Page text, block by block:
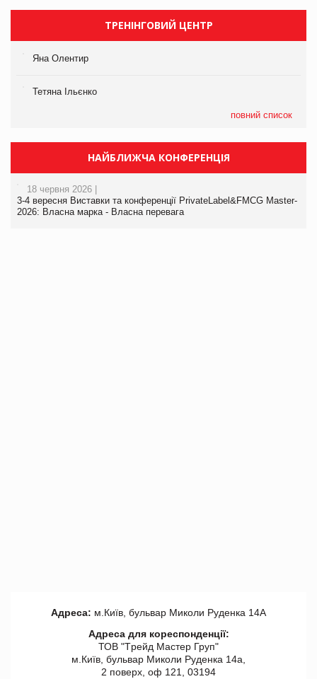
ТРЕНІНГОВИЙ ЦЕНТР
Яна Олентир
Тетяна Ільєнко
повний список
НАЙБЛИЖЧА КОНФЕРЕНЦІЯ
18 червня 2026 |
3-4 вересня Виставки та конференції PrivateLabel&FMCG Master-
2026: Власна марка - Власна перевага
Адреса: м.Київ, бульвар Миколи Руденка 14А
Адреса для кореспонденції:
ТОВ "Tрейд Мастер Груп"
м.Київ, бульвар Миколи Руденка 14а,
2 поверх, оф 121, 03194